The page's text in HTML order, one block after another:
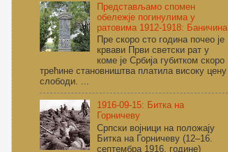
Представљамо спомен
обележје погинулима у
ратовима 1912-1918: Баничина
Пре скоро сто година почео је
крвави Први светски рат у
коме је Србија губитком скоро
трећине становништва платила високу цену
слободи. ...
1916-09-15: Битка на
Горничеву
Српски војници на положају
Битка на Горничеву (12–16.
септембра 1916. године)